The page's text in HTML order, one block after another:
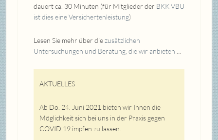
dauert ca. 30 Minuten (für Mitglieder der BKK VBU
ist dies eine Versichertenleistung)
Lesen Sie mehr über diezusätzlichen
Untersuchungen und Beratung, die wir anbieten
AKTUELLES
Ab Do. 24. Juni 2021 bieten wir Ihnen die
Möglichkeit sich bei uns in der Praxis gegen
COVID 19 impfen zu lassen.